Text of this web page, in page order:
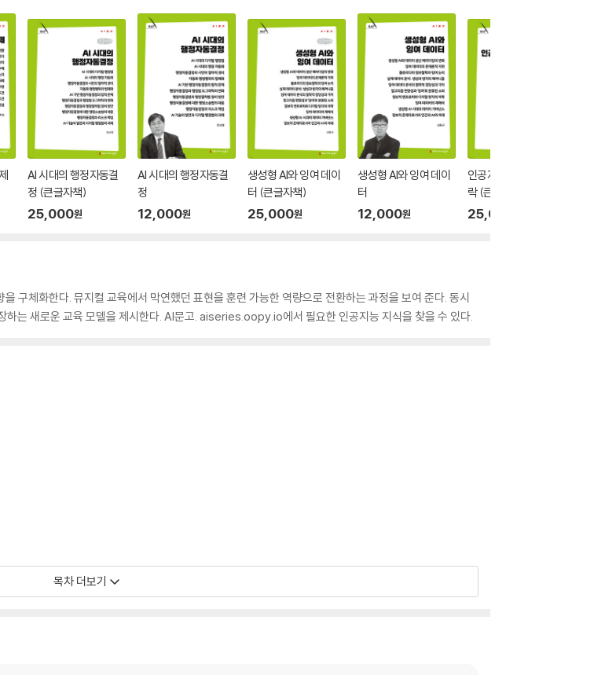
AI 시대의 행정자동결
정 (큰글자책)
25,000원
AI 시대의 행정자동결
정
12,000원
생성형 AI와 잉여 데이
터 (큰글자책)
25,000원
생성형 AI와 잉여 데이
터
12,000원
인공지능과 윤리적 맥
락 (큰글자책)
25,000
구체화한다. 뮤지컬 교육에서 막연했던 표현을 훈련 가능한 역량으로 전환하는 과정을 보여 준다. 동시
하는 새로운 교육 모델을 제시한다. AI문고. aiseries.oopy.io에서 필요한 인공지능 지식을 찾을 수 있다.
목차 더보기